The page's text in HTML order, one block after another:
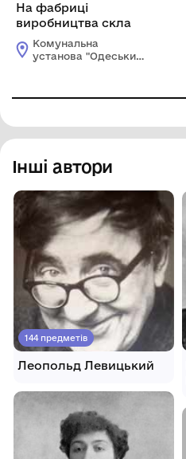
На фабриці
виробництва скла
Комунальна
установа "Одеський
Інші автори
144 предметів
Леопольд Левицький